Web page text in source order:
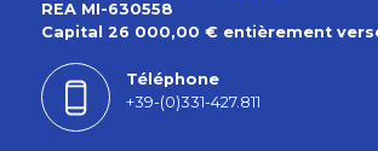
REA MI-630558
Capital 26 000,00 € entièrement
Téléphone
+39-(0)331-427.811